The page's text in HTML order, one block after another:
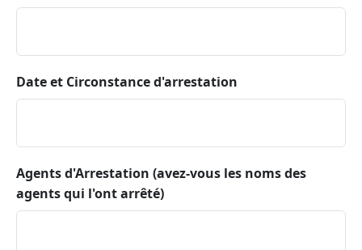
Date et Circonstance d'arrestation
Agents d'Arrestation (avez-vous les noms des
agents qui l'ont arrêté)